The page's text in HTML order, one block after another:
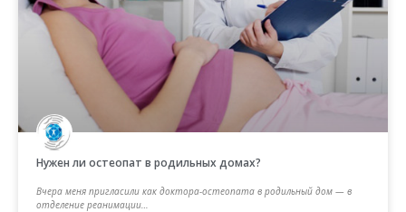
Нужен ли остеопат в родильных домах?
Вчера меня пригласили как доктора-остеопата в родильный дом — в
отделение реанимации…